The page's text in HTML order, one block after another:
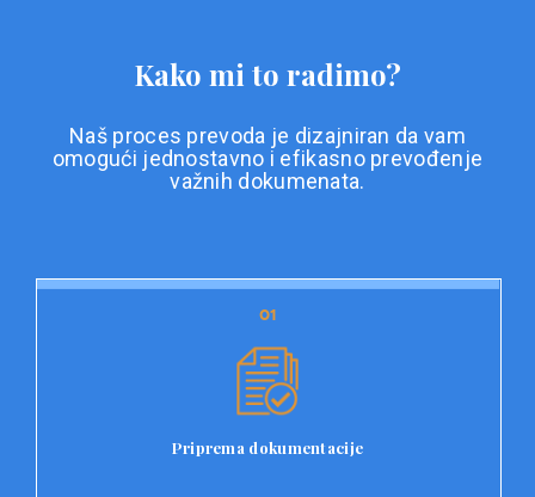
Kako mi to radimo?
Naš proces prevoda je dizajniran da vam
omogući jednostavno i efikasno prevođenje
važnih dokumenata.
01
Priprema dokumentacije
01
Prvi korak u našem procesu prevoda je priprema
dokumentacije. Korisnici jednostavno učitavaju svoje
dokumenta, kao i specifične zahtjeve za prevod.